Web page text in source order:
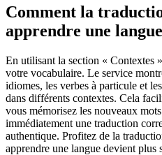
Comment la
apprendre une langue
En utilisant la section « Contextes
votre vocabulaire. Le service
idiomes, les verbes à particule et
dans différents contextes. Cela
vous mémorisez les nouveaux
immédiatement une traduction
authentique. Profitez de la
apprendre une langue devient plus